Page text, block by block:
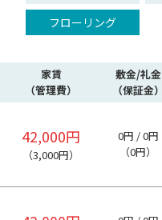
フローリング
家賃
（管理費）
敷金/礼金
（保証金）
42,000円
（3,000円）
0円 / 0円
（0円）